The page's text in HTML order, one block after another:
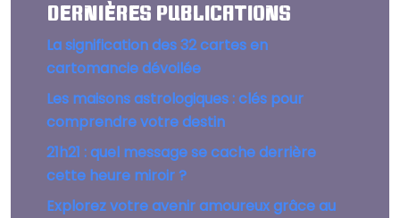
DERNIÈRES PUBLICATIONS
La signification des 32 cartes en
cartomancie dévoilée
Les maisons astrologiques : clés pour
comprendre votre destin
21h21 : quel message se cache derrière
cette heure miroir ?
Explorez votre avenir amoureux grâce au